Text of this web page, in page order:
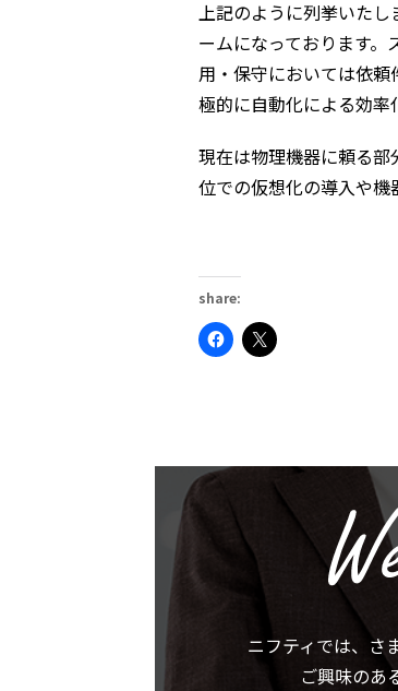
上記のように列挙いた
ームになっております
用・保守においては依
極的に自動化による効率
現在は物理機器に頼る
位での仮想化の導入や機
share:
Facebook
で
リ
ク
リ
有
し
き
す)
ニフティでは、 さ
ご興味のあ